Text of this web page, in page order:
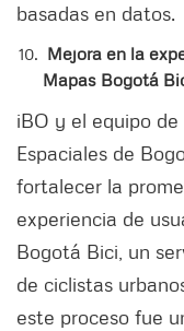
basadas en datos.
Mejora en la
Mapas Bogotá
iBO y el equipo
Espaciales de
fortalecer la
experiencia de
Bogotá Bici, un
de ciclistas
este proceso fue